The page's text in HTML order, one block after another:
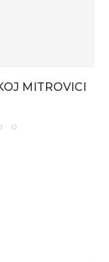
MITROVICI